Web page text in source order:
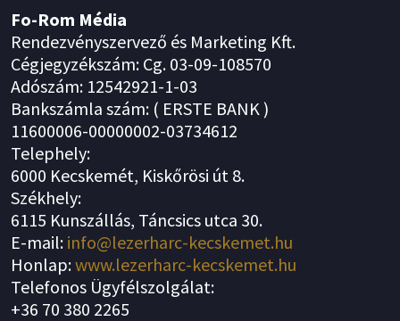
Fo-Rom Média
Rendezvényszervező és Marketing Kft.
Cégjegyzékszám: Cg. 03-09-108570
Adószám: 12542921-1-03
Bankszámla szám: ( ERSTE BANK )
11600006-00000002-03734612
Telephely:
6000 Kecskemét, Kiskőrösi út 8.
Székhely:
6115 Kunszállás, Táncsics utca 30.
E-mail: info@lezerharc-kecskemet.hu
Honlap:www.lezerharc-kecskemet.hu
Telefonos Ügyfélszolgálat:
+36 70 380 2265